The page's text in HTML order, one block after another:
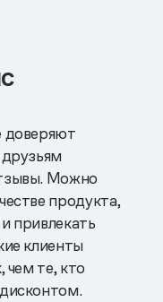
доверяют
Можно
продукта,
привлекать
клиенты
чем те, кто